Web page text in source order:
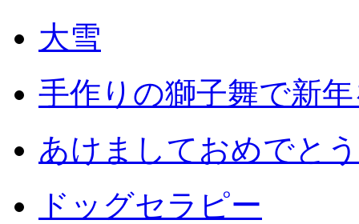
大雪
手作りの獅子舞で新
あけましておめでと
ドッグセラピー